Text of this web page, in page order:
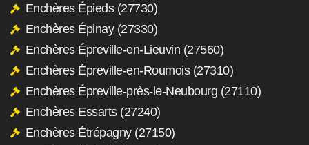
Enchères Épieds (27730)
Enchères Épinay (27330)
Enchères Épreville-en-Lieuvin (27560)
Enchères Épreville-en-Roumois (27310)
Enchères Épreville-près-le-Neubourg (27110)
Enchères Essarts (27240)
Enchères Étrépagny (27150)